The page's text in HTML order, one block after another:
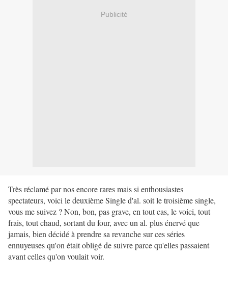
Publicité
Très réclamé par nos encore rares mais si enthousiastes
spectateurs, voici le deuxième Single d'al. soit le troisième single,
vous me suivez ? Non, bon, pas grave, en tout cas, le voici, tout
frais, tout chaud, sortant du four, avec un al. plus énervé que
jamais, bien décidé à prendre sa revanche sur ces séries
ennuyeuses qu'on était obligé de suivre parce qu'elles passaient
avant celles qu'on voulait voir.